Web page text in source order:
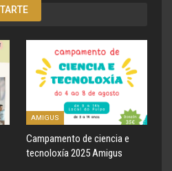
AMIGUS
Campamento de ciencia e
tecnoloxía 2025 Amigus